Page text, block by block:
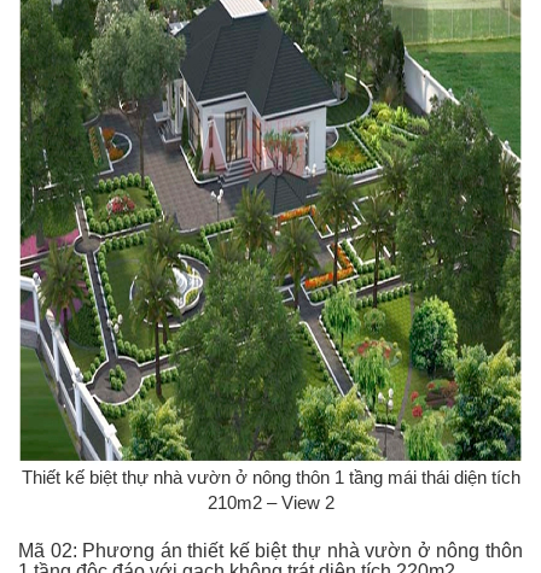
Thiết kế biệt thự nhà vườn ở nông thôn 1 tầng mái thái diện tích
210m2 – View 2
Mã 02: Phương án thiết kế biệt thự nhà vườn ở nông thôn